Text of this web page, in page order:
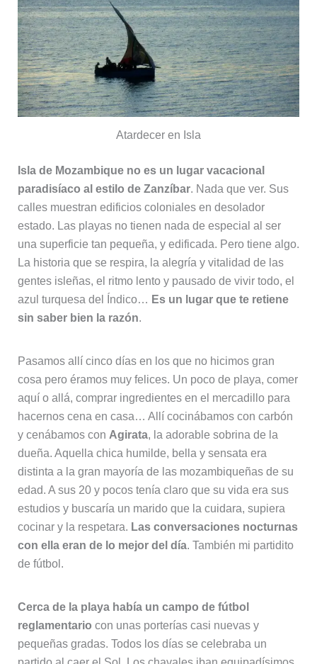
Atardecer en Isla
Isla de Mozambique no es un lugar vacacional
paradisíaco al estilo de Zanzíbar. Nada que ver. Sus
calles muestran edificios coloniales en desolador
estado. Las playas no tienen nada de especial al ser
una superficie tan pequeña, y edificada. Pero tiene algo.
La historia que se respira, la alegría y vitalidad de las
gentes isleñas, el ritmo lento y pausado de vivir todo, el
azul turquesa del Índico… Es un lugar que te retiene
sin saber bien la razón.
Pasamos allí cinco días en los que no hicimos gran
cosa pero éramos muy felices. Un poco de playa, comer
aquí o allá, comprar ingredientes en el mercadillo para
hacernos cena en casa… Allí cocinábamos con carbón
y cenábamos con Agirata, la adorable sobrina de la
dueña. Aquella chica humilde, bella y sensata era
distinta a la gran mayoría de las mozambiqueñas de su
edad. A sus 20 y pocos tenía claro que su vida era sus
estudios y buscaría un marido que la cuidara, supiera
cocinar y la respetara. Las conversaciones nocturnas
con ella eran de lo mejor del día. También mi partidito
de fútbol.
Cerca de la playa había un campo de fútbol
reglamentario con unas porterías casi nuevas y
pequeñas gradas. Todos los días se celebraba un